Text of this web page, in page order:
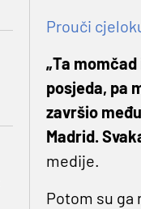
Prouči
„Ta
posjeda, pa
završio
Madrid.
medije.
Potom su ga